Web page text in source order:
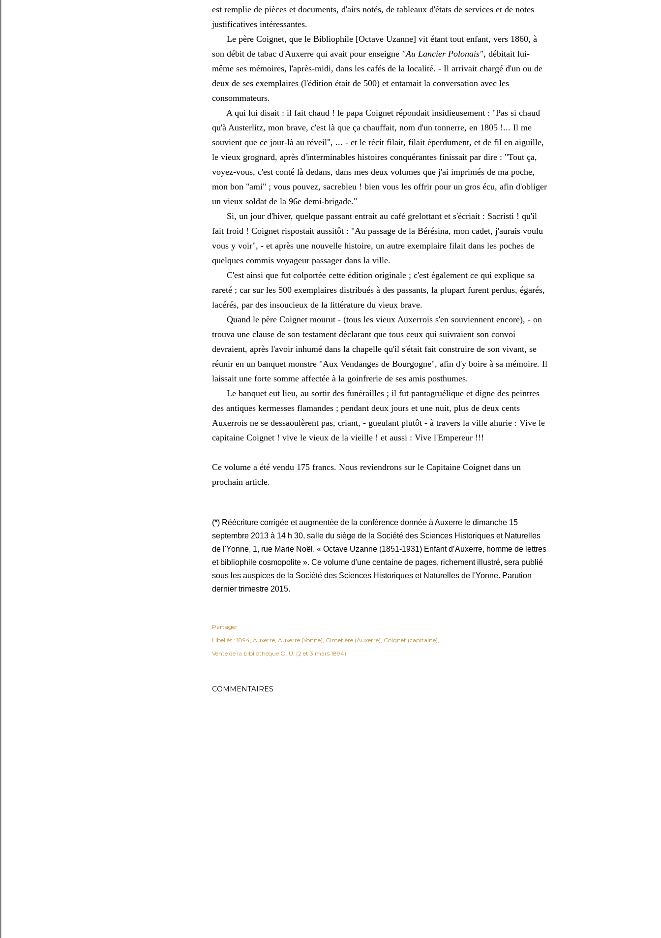
est remplie de pièces et documents, d'airs notés, de tableaux d'états de services et de notes
justificatives intéressantes.
Le père Coignet, que le Bibliophile [Octave Uzanne] vit étant tout enfant, vers 1860, à
son débit de tabac d'Auxerre qui avait pour enseigne "Au Lancier Polonais", débitait lui-
même ses mémoires, l'après-midi, dans les cafés de la localité. - Il arrivait chargé d'un ou de
deux de ses exemplaires (l'édition était de 500) et entamait la conversation avec les
consommateurs.
A qui lui disait : il fait chaud ! le papa Coignet répondait insidieusement : "Pas si chaud
qu'à Austerlitz, mon brave, c'est là que ça chauffait, nom d'un tonnerre, en 1805 !... Il me
souvient que ce jour-là au réveil", ... - et le récit filait, filait éperdument, et de fil en aiguille,
le vieux grognard, après d'interminables histoires conquérantes finissait par dire : "Tout ça,
voyez-vous, c'est conté là dedans, dans mes deux volumes que j'ai imprimés de ma poche,
mon bon "ami" ; vous pouvez, sacrebleu ! bien vous les offrir pour un gros écu, afin d'obliger
un vieux soldat de la 96e demi-brigade."
Si, un jour d'hiver, quelque passant entrait au café grelottant et s'écriait : Sacristi ! qu'il
fait froid ! Coignet rispostait aussitôt : "Au passage de la Bérésina, mon cadet, j'aurais voulu
vous y voir", - et après une nouvelle histoire, un autre exemplaire filait dans les poches de
quelques commis voyageur passager dans la ville.
C'est ainsi que fut colportée cette édition originale ; c'est également ce qui explique sa
rareté ; car sur les 500 exemplaires distribués à des passants, la plupart furent perdus, égarés,
lacérés, par des insoucieux de la littérature du vieux brave.
Quand le père Coignet mourut - (tous les vieux Auxerrois s'en souviennent encore), - on
trouva une clause de son testament déclarant que tous ceux qui suivraient son convoi
devraient, après l'avoir inhumé dans la chapelle qu'il s'était fait construire de son vivant, se
réunir en un banquet monstre "Aux Vendanges de Bourgogne", afin d'y boire à sa mémoire. Il
laissait une forte somme affectée à la goinfrerie de ses amis posthumes.
Le banquet eut lieu, au sortir des funérailles ; il fut pantagruélique et digne des peintres
des antiques kermesses flamandes ; pendant deux jours et une nuit, plus de deux cents
Auxerrois ne se dessaoulèrent pas, criant, - gueulant plutôt - à travers la ville ahurie : Vive le
capitaine Coignet ! vive le vieux de la vieille ! et aussi : Vive l'Empereur !!!
Ce volume a été vendu 175 francs. Nous reviendrons sur le Capitaine Coignet dans un
prochain article.
(*) Réécriture corrigée et augmentée de la conférence donnée à Auxerre le dimanche 15
septembre 2013 à 14 h 30, salle du siège de la Société des Sciences Historiques et Naturelles
de l'Yonne, 1, rue Marie Noël. « Octave Uzanne (1851-1931) Enfant d’Auxerre, homme de lettres
et bibliophile cosmopolite ». Ce volume d'une centaine de pages, richement illustré, sera publié
sous les auspices de la Société des Sciences Historiques et Naturelles de l'Yonne. Parution
dernier trimestre 2015.
Partager
Libellés : 1894 Auxerre Auxerre (Yonne) Cimetière (Auxerre) Coignet (capitaine)
Vente de la bibliothèque O. U. (2 et 3 mars 1894)
COMMENTAIRES